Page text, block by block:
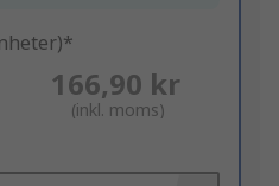
166,90 kr
(inkl. moms)